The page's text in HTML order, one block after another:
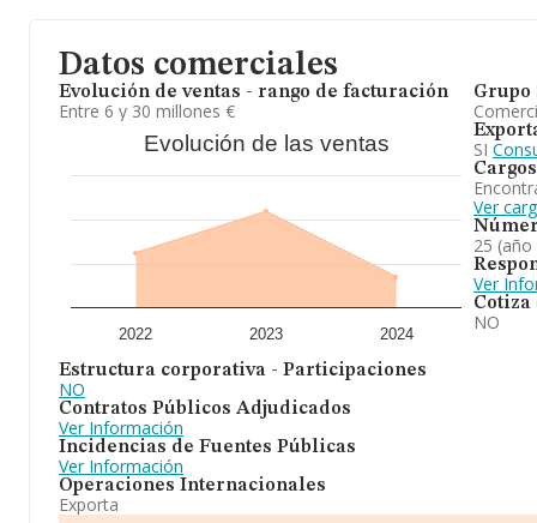
Datos comerciales
Evolución de ventas - rango de facturación
Entre 6 y 30 millones €
Evolución de las ventas
2022 2023 2024
Estructura corporativa - Participaciones
NO
Contratos Públicos Adjudicados
Ver Información
Incidencias de Fuentes Públicas
Ver Información
Operaciones Internacionales
Exporta
Grupo
SI
Cargos
Ver
25 (año
Ver
Cotiza
NO